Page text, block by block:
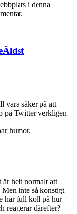
i denna
Äldst
vara säker på att
på Twitter verkligen
humor.
är helt normalt att
inte så konstigt
har full koll på hur
reagerar därefter?